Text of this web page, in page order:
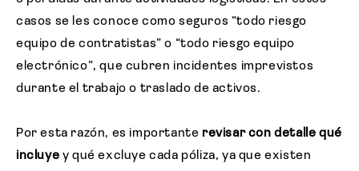
casos se les conoce como seguros “todo riesgo
equipo de contratistas” o “todo riesgo equipo
electrónico”, que cubren incidentes imprevistos
durante el trabajo o traslado de activos.
Por esta razón, es importante revisar con detalle qué
incluye y qué excluye cada póliza, ya que existen